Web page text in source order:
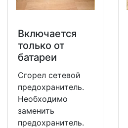
Включается
только от
батареи
Сгорел сетевой
предохранитель.
Необходимо
заменить
предохранитель.